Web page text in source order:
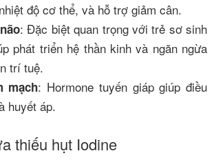
độ cơ thể, và hỗ trợ giảm cân.
: Đặc biệt quan trọng với trẻ sơ sinh
phát triển hệ thần kinh và ngăn ngừa
trí tuệ.
mạch: Hormone tuyến giáp giúp điều
huyết áp.
thiếu hụt Iodine